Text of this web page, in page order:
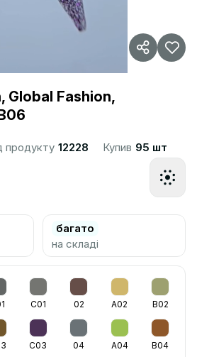
Global Fashion,
продукту 12228 Купив 95 шт
багато
на складі
C01 02 A02 B02
C03 04 A04 B04